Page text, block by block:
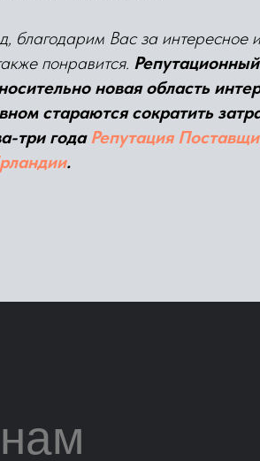
благодарим Вас за интересное
понравится.
новая область
стараются сократить
три годаРепутация
.